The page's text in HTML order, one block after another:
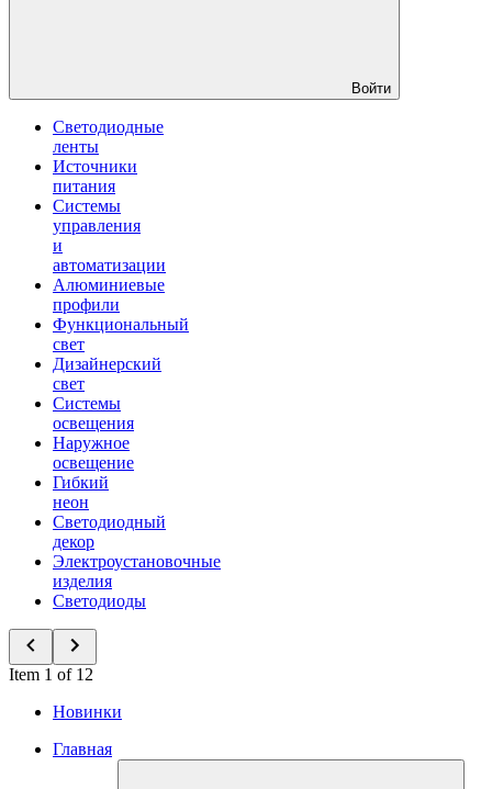
Войти
Светодиодные
ленты
Источники
питания
Системы
управления
и
автоматизации
Алюминиевые
профили
Функциональный
свет
Дизайнерский
свет
Системы
освещения
Наружное
освещение
Гибкий
неон
Светодиодный
декор
Электроустановочные
изделия
Светодиоды
Item 1 of 12
Новинки
Главная